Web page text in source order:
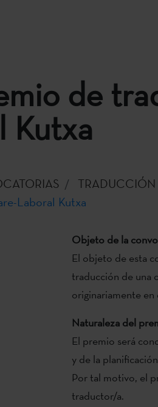
de
Kutxa
TRADUCCIÓN
Laboral Kutxa
Objeto de la
El objeto de esta
traducción de una
originariamente en
Naturaleza del
El premio será
y de la
Por tal motivo, el
traductor/a.